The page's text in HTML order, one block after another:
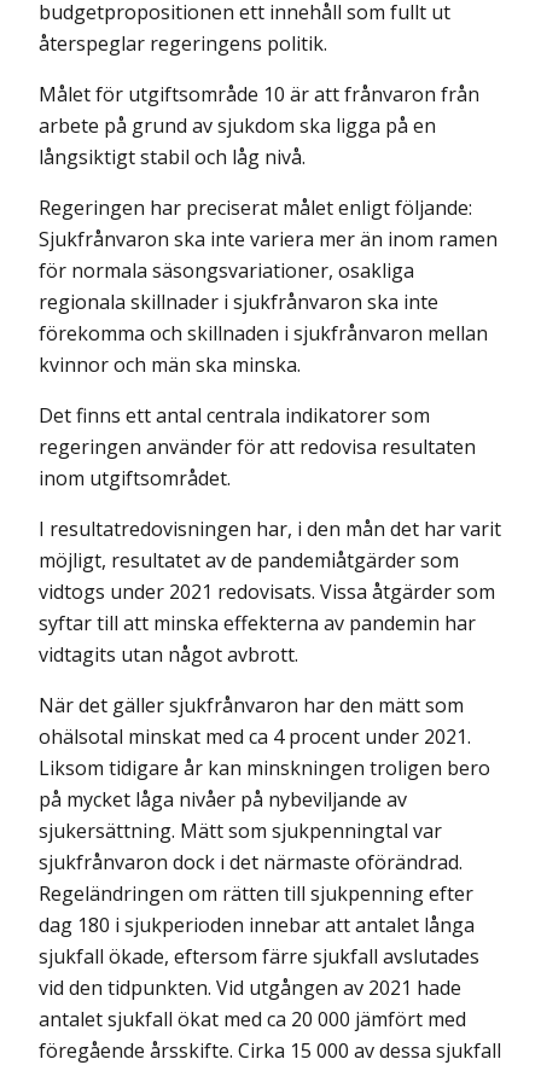
budgetpropositionen ett innehåll som fullt ut
återspeglar regeringens politik.
Målet för utgiftsområde 10 är att frånvaron från
arbete på grund av sjukdom ska ligga på en
långsiktigt stabil och låg nivå.
Regeringen har preciserat målet enligt följande:
Sjukfrånvaron ska inte variera mer än inom ramen
för normala säsongsvariationer, osakliga
regionala skillnader i sjukfrånvaron ska inte
förekomma och skillnaden i sjukfrånvaron mellan
kvinnor och män ska minska.
Det finns ett antal centrala indikatorer som
regeringen använder för att redovisa resultaten
inom utgiftsområdet.
I resultatredovisningen har, i den mån det har varit
möjligt, resultatet av de pandemiåtgärder som
vidtogs under 2021 redovisats. Vissa åtgärder som
syftar till att minska effekterna av pandemin har
vidtagits utan något avbrott.
När det gäller sjukfrånvaron har den mätt som
ohälsotal minskat med ca 4 procent under 2021.
Liksom tidigare år kan minskningen troligen bero
på mycket låga nivåer på nybeviljande av
sjukersättning. Mätt som sjuk­penningtal var
sjukfrånvaron dock i det närmaste oförändrad.
Regeländringen om rätten till sjukpenning efter
dag 180 i sjukperioden innebar att antalet långa
sjukfall ökade, eftersom färre sjukfall avslutades
vid den tidpunkten. Vid utgången av 2021 hade
antalet sjukfall ökat med ca 20 000 jämfört med
före­gående årsskifte. Cirka 15 000 av dessa sjukfall